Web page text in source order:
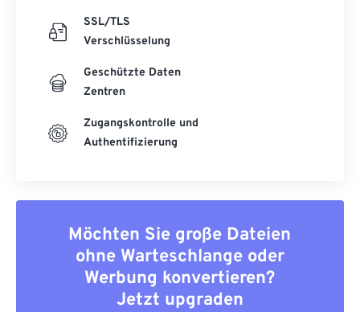
SSL/TLS
Verschlüsselung
Geschützte Daten
Zentren
Zugangskontrolle und
Authentifizierung
Möchten Sie große Dateien
ohne Warteschlange oder
Werbung konvertieren?
Jetzt upgraden